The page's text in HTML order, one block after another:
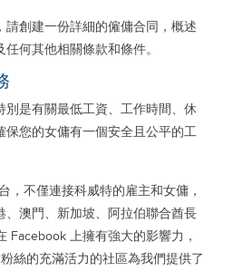
創建一份詳細的僱傭合同，概述
何其他相關條款和條件。
別是有關最低工資、工作時間、休
保您的女傭有一個安全且公平的工
，不僅連接科威特的雇主和女傭，
、澳門、新加坡、阿拉伯聯合酋長
Facebook 上擁有強大的影響力，
絲的充滿活力的社區為我們提供了